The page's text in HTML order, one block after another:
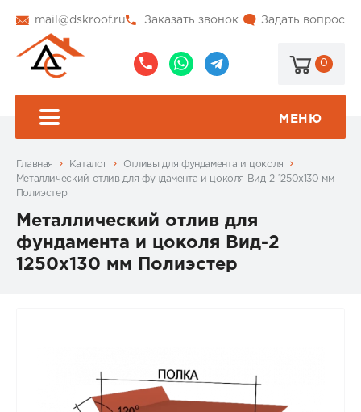
mail@dskroof.ru Задать вопрос
Заказать звонок
0
МЕНЮ
Главная Каталог
Отливы для фундамента и цоколя
Металлический отлив для фундамента и цоколя Вид-2 1250x130 мм
Полиэстер
Металлический отлив для
фундамента и цоколя Вид-2
1250x130 мм Полиэстер